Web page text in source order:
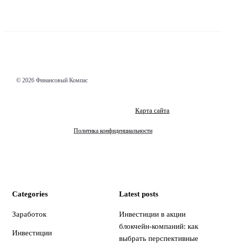
© 2026 Финансовый Компас
Карта сайта
Политика конфиденциальности
Categories
Заработок
Инвестиции
Latest posts
Инвестиции в акции
блокчейн-компаний: как
выбрать перспективные